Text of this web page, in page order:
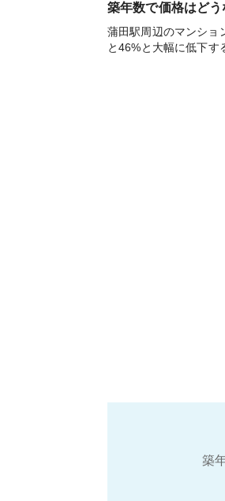
築年数で価格はどう
蒲田駅周辺のマンショ
と46%と大幅に低下す
築